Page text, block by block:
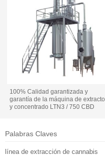
100% Calidad garantizada y
garantía de la máquina de extracto
y concentrado LTN3 / 750 CBD
Palabras Claves
línea de extracción de cannabis